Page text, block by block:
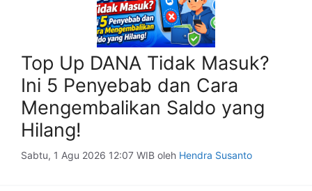
Top Up DANA Tidak Masuk?
Ini 5 Penyebab dan Cara
Mengembalikan Saldo yang
Hilang!
Sabtu, 1 Agu 2026 12:07 WIB oleh Hendra Susanto